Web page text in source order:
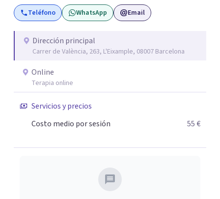
Teléfono WhatsApp Email
Dirección principal
Carrer de València, 263, L'Eixample, 08007 Barcelona
Online
Terapia online
Servicios y precios
Costo medio por sesión
55 €